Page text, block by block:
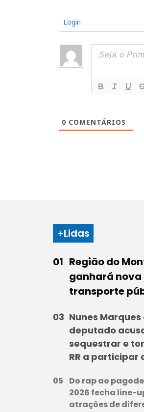
Login
0 COMENTÁRIOS
+Lidas
Região do
ganhará nova
transporte
Nunes
deputado
sequestrar e
RR a participar
Do rap ao
2026 fecha line-
atrações de